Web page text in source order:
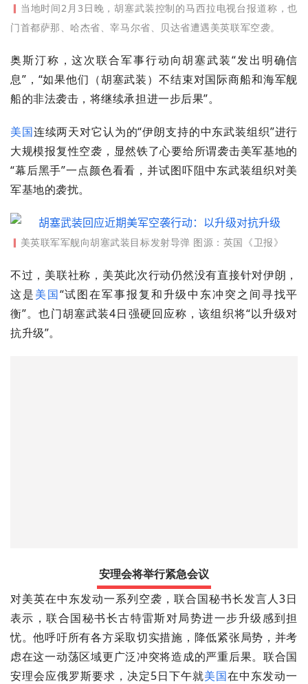
▎ 当地时间2月3日晚，胡塞武装控制的马西拉电视台报道称，也
门首都萨那、哈杰省、宰马尔省、贝达省遭遇美英联军空袭。
奥斯汀称，这次联合军事行动向胡塞武装“发出明确信
息”，“如果他们（胡塞武装）不结束对国际商船和海军舰
船的非法袭击，将继续承担进一步后果”。
美国连续两天对它认为的“伊朗支持的中东武装组织”进行
大规模报复性空袭，显然铁了心要给所谓袭击美军基地的
“幕后黑手”一点颜色看看，并试图吓阻中东武装组织对美
军基地的袭扰。
▎ 美英联军军舰向胡塞武装目标发射导弹 图源： 英国《卫报》
不过，美联社称，美英此次行动仍然没有直接针对伊朗，
这是美国“试图在军事报复和升级中东冲突之间寻找平
衡”。也门胡塞武装4日强硬回应称，该组织将“以升级对
抗升级”。
安理会将举行紧急会议
对美英在中东发动一系列空袭，联合国秘书长发言人3日
表示，联合国秘书长古特雷斯对局势进一步升级感到担
忧。他呼吁所有各方采取切实措施，降低紧张局势，并考
虑在这一动荡区域更广泛冲突将造成的严重后果。 联合国
安理会应俄罗斯要求，决定5日下午就美国在中东发动一